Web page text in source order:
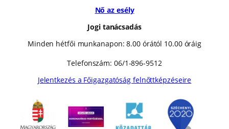
Nő az esély
Jogi tanácsadás
Minden hétfői munkanapon: 8.00 órától 10.00 óráig
Telefonszám: 06/1-896-9512
Jelentkezés a Főigazgatóság felnőttképzéseire